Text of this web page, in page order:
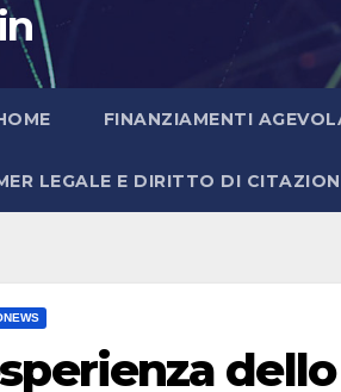
FINANZIAMENTI
LEGALE E DIRITTO DI